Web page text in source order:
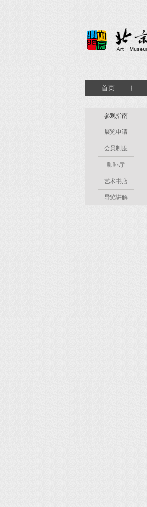
首页
参观指南
展览申请
会员制度
咖啡厅
艺术书店
导览讲解